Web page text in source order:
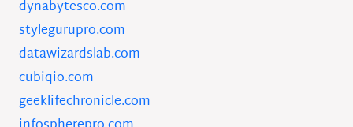
dynabytesco.com
stylegurupro.com
datawizardslab.com
cubiqio.com
geeklifechronicle.com